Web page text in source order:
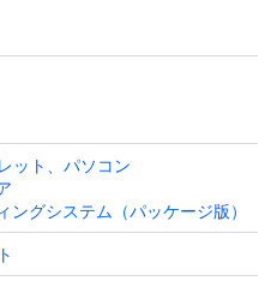
ット、パソコン
ングシステム（パッケージ版）